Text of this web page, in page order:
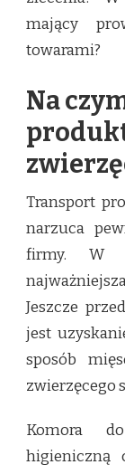
mający
towarami?
Na
Transport
narzuca
firmy. W
Jeszcze
jest
sposób
zwierzęcego
Komora
higieniczną